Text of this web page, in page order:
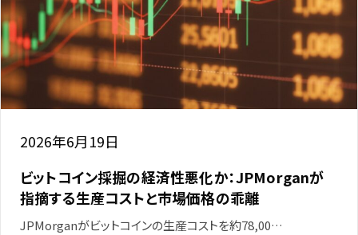
2026年6月19日
ビットコイン採掘の経済性悪化か：JPMorganが
指摘する生産コストと市場価格の乖離
JPMorganがビットコインの生産コストを約78,00…